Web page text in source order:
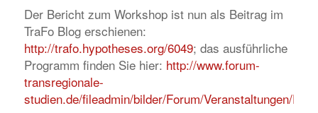
Der Bericht zum Workshop ist nun als Beitrag im
TraFo Blog erschienen:
http://trafo.hypotheses.org/6049; das ausführliche
Programm finden Sie hier: http://www.forum-
transregionale-
studien.de/fileadmin/bilder/Forum/Veranstaltungen/